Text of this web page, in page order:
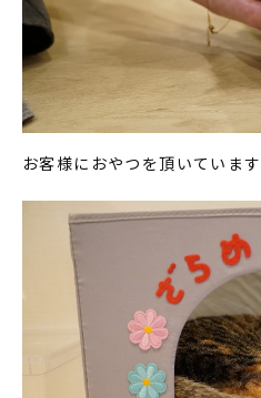
お客様におやつを頂いています